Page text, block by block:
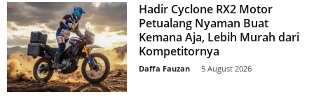
Hadir Cyclone RX2 Motor
Petualang Nyaman Buat
Kemana Aja, Lebih Murah dari
Kompetitornya
Daffa Fauzan 5 August 2026